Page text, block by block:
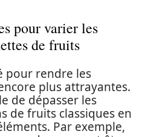
pour varier les
de fruits
pour rendre les
plus attrayantes.
de dépasser les
de fruits classiques en
Par exemple,